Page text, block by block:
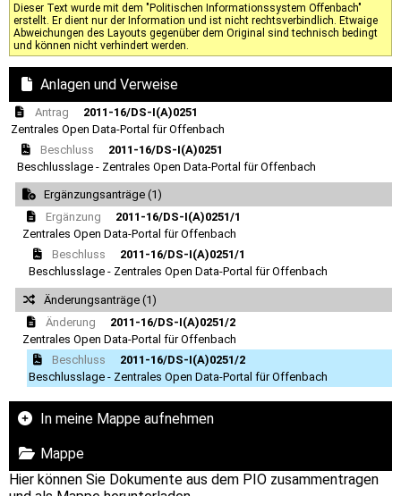
Dieser Text wurde mit dem "Politischen Informationssystem Offenbach"
erstellt. Er dient nur der Information und ist nicht rechtsverbindlich. Etwaige
Abweichungen des Layouts gegenüber dem Original sind technisch bedingt
und können nicht verhindert werden.
Anlagen und Verweise
Antrag
2011-16/DS-I(A)0251
Zentrales Open Data-Portal für Offenbach
Beschluss
2011-16/DS-I(A)0251
Beschlusslage - Zentrales Open Data-Portal für Offenbach
Ergänzungsanträge (1)
Ergänzung
2011-16/DS-I(A)0251/1
Zentrales Open Data-Portal für Offenbach
Beschluss
2011-16/DS-I(A)0251/1
Beschlusslage - Zentrales Open Data-Portal für Offenbach
Änderungsanträge (1)
Änderung
2011-16/DS-I(A)0251/2
Zentrales Open Data-Portal für Offenbach
Beschluss
2011-16/DS-I(A)0251/2
Beschlusslage - Zentrales Open Data-Portal für Offenbach
In meine Mappe aufnehmen
Mappe
Hier können Sie Dokumente aus dem PIO zusammentragen